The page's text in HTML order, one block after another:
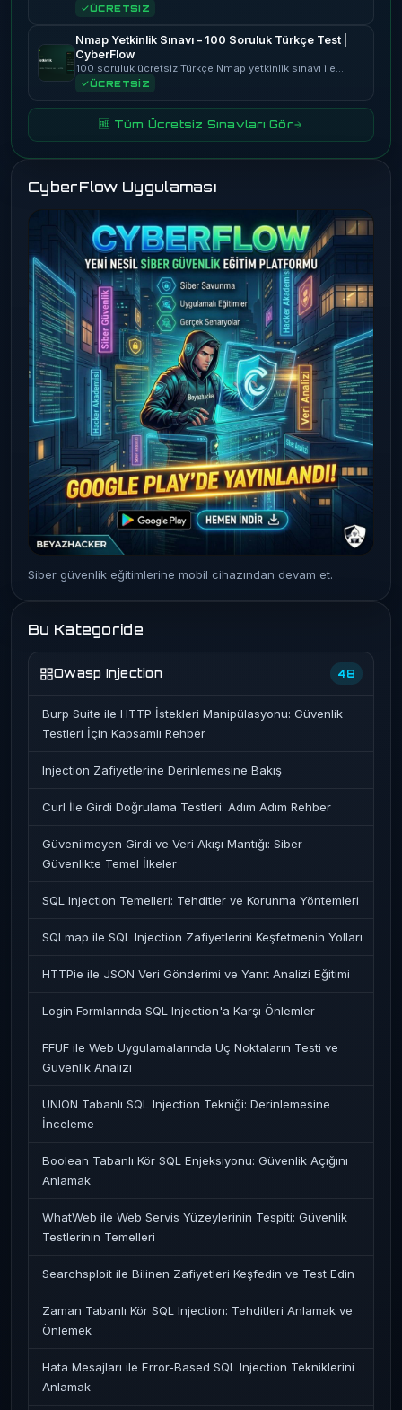
ÜCRETSİZ
Nmap Yetkinlik Sınavı – 100 Soruluk Türkçe Test |
CyberFlow
100 soruluk ücretsiz Türkçe Nmap yetkinlik sınavı ile…
ÜCRETSİZ
🆓 Tüm Ücretsiz Sınavları Gör
CyberFlow Uygulaması
Siber güvenlik eğitimlerine mobil cihazından devam et.
Bu Kategoride
Owasp Injection 48
Burp Suite ile HTTP İstekleri Manipülasyonu: Güvenlik
Testleri İçin Kapsamlı Rehber
Injection Zafiyetlerine Derinlemesine Bakış
Curl İle Girdi Doğrulama Testleri: Adım Adım Rehber
Güvenilmeyen Girdi ve Veri Akışı Mantığı: Siber
Güvenlikte Temel İlkeler
SQL Injection Temelleri: Tehditler ve Korunma Yöntemleri
SQLmap ile SQL Injection Zafiyetlerini Keşfetmenin Yolları
HTTPie ile JSON Veri Gönderimi ve Yanıt Analizi Eğitimi
Login Formlarında SQL Injection'a Karşı Önlemler
FFUF ile Web Uygulamalarında Uç Noktaların Testi ve
Güvenlik Analizi
UNION Tabanlı SQL Injection Tekniği: Derinlemesine
İnceleme
Boolean Tabanlı Kör SQL Enjeksiyonu: Güvenlik Açığını
Anlamak
WhatWeb ile Web Servis Yüzeylerinin Tespiti: Güvenlik
Testlerinin Temelleri
Searchsploit ile Bilinen Zafiyetleri Keşfedin ve Test Edin
Zaman Tabanlı Kör SQL Injection: Tehditleri Anlamak ve
Önlemek
Hata Mesajları ile Error-Based SQL Injection Tekniklerini
Anlamak